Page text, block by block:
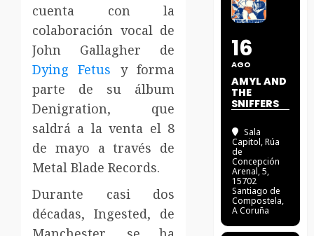
cuenta con la
colaboración vocal de
John Gallagher de
Dying Fetus y forma
parte de su álbum
Denigration, que
saldrá a la venta el 8
de mayo a través de
Metal Blade Records.
Durante casi dos
décadas, Ingested, de
16
AGO
AMYL AND
THE
SNIFFERS
Sala
Capitol, Rúa
de
Concepción
Arenal, 5,
15702
Santiago de
Compostela,
A Coruña